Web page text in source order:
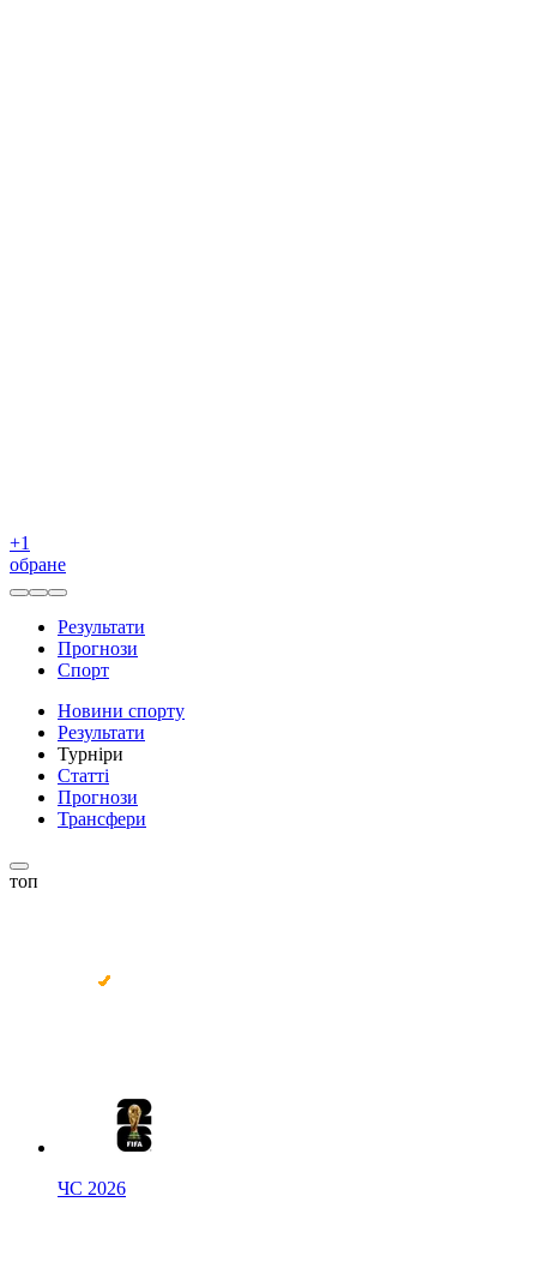
+1
обране
Результати
Прогнози
Спорт
Новини спорту
Результати
Турніри
Статті
Прогнози
Трансфери
топ
ЧС 2026